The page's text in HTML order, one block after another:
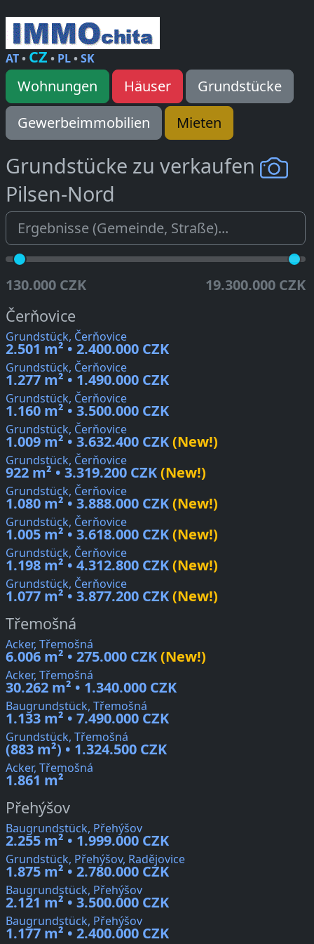
AT• CZ • PL•SK
Wohnungen Häuser
Grundstücke
Gewerbeimmobilien
Mieten
Grundstücke zu verkaufen
Pilsen-Nord
130.000 CZK 19.300.000 CZK
Čerňovice
Grundstück, Čerňovice
2.501 m² • 2.400.000 CZK
Grundstück, Čerňovice
1.277 m² • 1.490.000 CZK
Grundstück, Čerňovice
1.160 m² • 3.500.000 CZK
Grundstück, Čerňovice
1.009 m² • 3.632.400 CZK(New!)
Grundstück, Čerňovice
922 m² • 3.319.200 CZK(New!)
Grundstück, Čerňovice
1.080 m² • 3.888.000 CZK(New!)
Grundstück, Čerňovice
1.005 m² • 3.618.000 CZK(New!)
Grundstück, Čerňovice
1.198 m² • 4.312.800 CZK(New!)
Grundstück, Čerňovice
1.077 m² • 3.877.200 CZK(New!)
Třemošná
Acker, Třemošná
6.006 m² • 275.000 CZK(New!)
Acker, Třemošná
30.262 m² • 1.340.000 CZK
Baugrundstück, Třemošná
1.133 m² • 7.490.000 CZK
Grundstück, Třemošná
(883 m²) • 1.324.500 CZK
Acker, Třemošná
1.861 m²
Přehýšov
Baugrundstück, Přehýšov
2.255 m² • 1.999.000 CZK
Grundstück, Přehýšov, Radějovice
1.875 m² • 2.780.000 CZK
Baugrundstück, Přehýšov
2.121 m² • 3.500.000 CZK
Baugrundstück, Přehýšov
1.177 m² • 2.400.000 CZK